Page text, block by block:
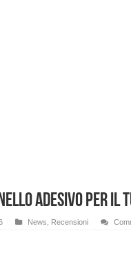
adesivo per
News Recensioni